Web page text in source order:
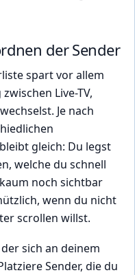
der Sender
spart vor allem
Live-TV,
Je nach
gleich: Du legst
welche du schnell
noch sichtbar
wenn du nicht
scrollen willst.
sich an deinem
Sender, die du